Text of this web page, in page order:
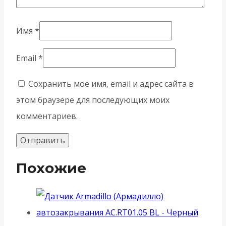
Имя *
Email *
Сохранить моё имя, email и адрес сайта в
этом браузере для последующих моих
комментариев.
Похожие